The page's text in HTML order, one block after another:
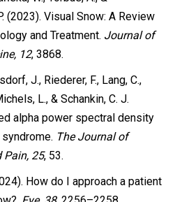
(2023). Visual Snow: A Review
and Treatment. Journal of
12, 3868.
J., Riederer, F., Lang, C.,
L., & Schankin, C. J.
alpha power spectral density
The Journal of
Pain, 25, 53.
How do I approach a patient